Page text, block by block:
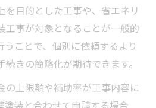
を目的とした工事や、省エネリ
工事が対象となることが一般的
ことで、個別に依頼するより
きの簡略化が期待できます。
の上限額や補助率が工事内容に
塗装と合わせて申請する場合